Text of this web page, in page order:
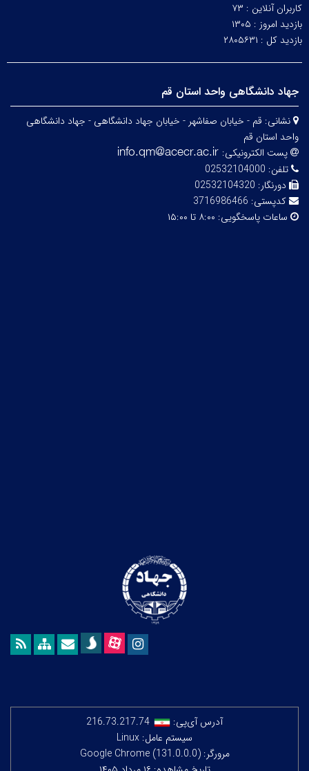
کاربران آنلاین : ۷۳
بازدید امروز : ۱۳۰۵
بازدید کل : ۲۸۰۵۶۳۱
جهاد دانشگاهی واحد استان قم
نشانی: قم - خیابان صفاشهر - خیابان جهاد دانشگاهی - جهاد دانشگاهی
واحد استان قم
پست الکترونیکی:
تلفن: 02532104000
دورنگار: 02532104320
کدپستی: 3716986466
ساعات پاسخگویی: ۸:۰۰ تا ۱۵:۰۰
آدرس آی‌پی:
216.73.217.74
سیستم عامل: Linux
مرورگر: Google Chrome (131.0.0.0)